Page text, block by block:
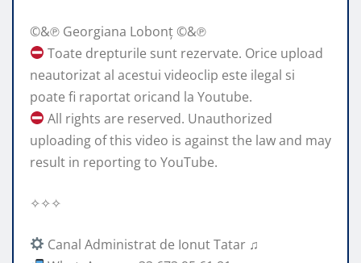
©&℗ Georgiana Lobonț ©&℗
Toate drepturile sunt rezervate. Orice upload
neautorizat al acestui videoclip este ilegal si
poate fi raportat oricand la Youtube.
All rights are reserved. Unauthorized
uploading of this video is against the law and may
result in reporting to YouTube.
✧✧✧
Canal Administrat de Ionut Tatar ♫